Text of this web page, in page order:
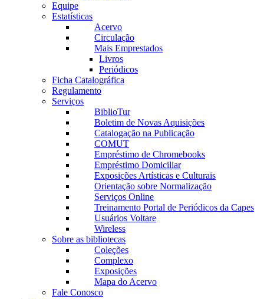
Equipe
Estatísticas
Acervo
Circulação
Mais Emprestados
Livros
Periódicos
Ficha Catalográfica
Regulamento
Serviços
BiblioTur
Boletim de Novas Aquisições
Catalogação na Publicação
COMUT
Empréstimo de Chromebooks
Empréstimo Domiciliar
Exposições Artísticas e Culturais
Orientação sobre Normalização
Serviços Online
Treinamento Portal de Periódicos da Capes
Usuários Voltare
Wireless
Sobre as bibliotecas
Coleções
Complexo
Exposições
Mapa do Acervo
Fale Conosco